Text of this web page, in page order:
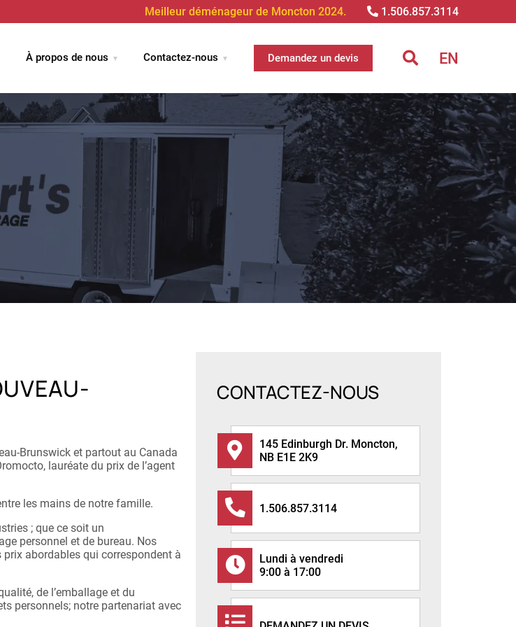
1.506.857.3114
Meilleur déménageur de Moncton 2024.
À propos de nous Contactez-nous Demandez un devis EN
Brunswick et partout au Canada
lauréate du prix de l’agent
les mains de notre famille.
; que ce soit un
personnel et de bureau. Nos
abordables qui correspondent à
de l’emballage et du
personnels; notre partenariat avec
CONTACTEZ-NOUS
145 Edinburgh Dr. Moncton,
NB E1E 2K9
1.506.857.3114
Lundi à vendredi
9:00 à 17:00